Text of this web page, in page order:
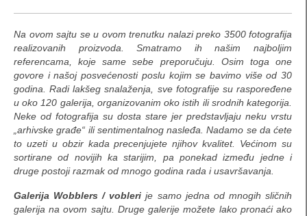
pillow-box (M1) za nakit
pillow-box (M2) za nakit
pillow-box (M3) za nakit
pillow-box (M4) za nakit
pillow box (L1) za nakit
pillow-box (L2) za nakit
pillow-box (L3) za nakit
Na ovom sajtu se u ovom trenutku nalazi preko 3500 fotografija
realizovanih proizvoda. Smatramo ih našim najboljim
referencama, koje same sebe preporučuju. Osim toga one
govore i našoj posvećenosti poslu kojim se bavimo više od 30
godina. Radi lakšeg snalaženja, sve fotografije su raspoređene
u oko 120 galerija, organizovanim oko istih ili srodnih kategorija.
Neke od fotografija su dosta stare jer predstavljaju neku vrstu
„arhivske građe“ ili sentimentalnog nasleđa. Nadamo se da ćete
to uzeti u obzir kada precenjujete njihov kvalitet. Većinom su
sortirane od novijih ka starijim, pa ponekad između jedne i
druge postoji razmak od mnogo godina rada i usavršavanja.
Galerija Wobblers / vobleri je samo jedna od mnogih sličnih
galerija na ovom sajtu. Druge galerije možete lako pronaći ako